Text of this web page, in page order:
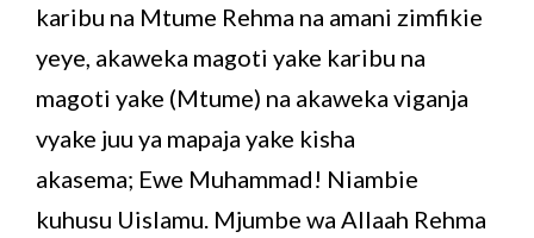
karibu na Mtume Rehma na amani zimfikie
yeye, akaweka magoti yake karibu na
magoti yake (Mtume) na akaweka viganja
vyake juu ya mapaja yake kisha
akasema; Ewe Muhammad! Niambie
kuhusu Uislamu. Mjumbe wa Allaah Rehma